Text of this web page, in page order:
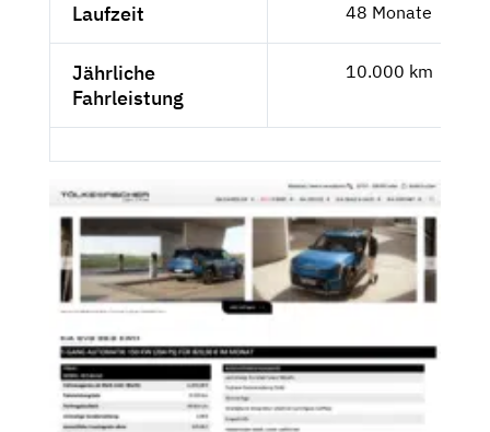
Laufzeit 48 Monate
Jährliche
Fahrleistung
10.000 km